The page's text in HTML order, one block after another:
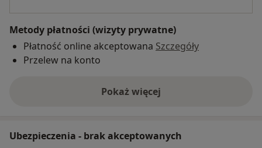
Metody płatności (wizyty prywatne)
Płatność online akceptowana Szczegóły
Przelew na konto
Pokaż więcej
o adresie
Ubezpieczenia - brak akceptowanych